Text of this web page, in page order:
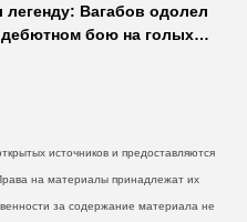
Вагабов одолел
бою на голых
источников и предоставляются
на материалы принадлежат их
за содержание материала не